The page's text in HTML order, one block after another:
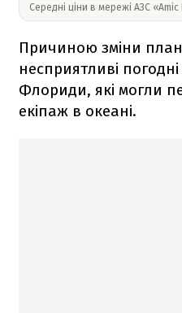
Середні ціни в мережі АЗС
Причиною зміни
несприятливі
Флориди, які могли
екіпаж в океані.